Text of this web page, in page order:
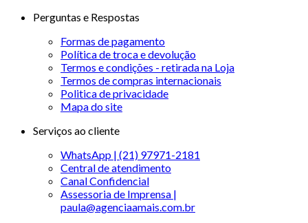
Perguntas e Respostas
Formas de pagamento
Política de troca e devolução
Termos e condições - retirada na Loja
Termos de compras internacionais
Politica de privacidade
Mapa do site
Serviços ao cliente
WhatsApp | (21) 97971-2181
Central de atendimento
Canal Confidencial
Assessoria de Imprensa |
paula@agenciaamais.com.br